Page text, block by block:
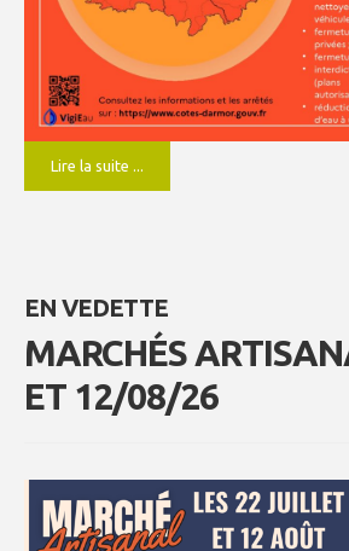
Lire la suite ...
EN VEDETTE
MARCHÉS
ET 12/08/26